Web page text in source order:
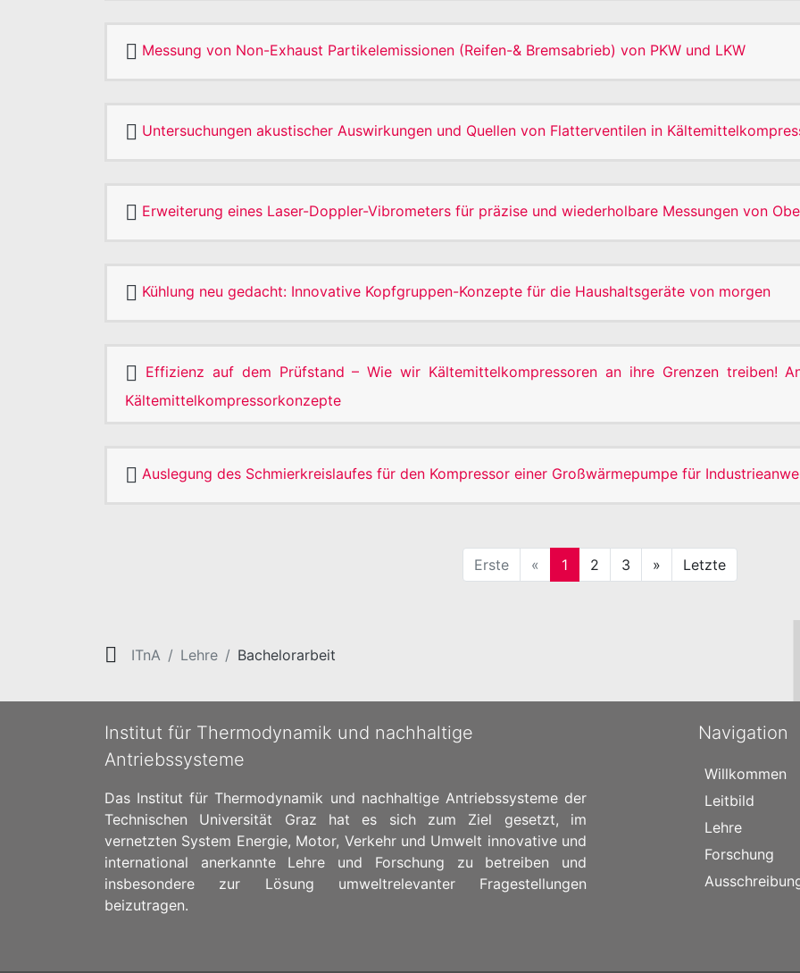
Messung von Non-Exhaust Partikelemissionen (Reifen-& Bremsabrieb) von PKW und LKW
Untersuchungen akustischer Auswirkungen und Quellen von Flatterventilen in
Erweiterung eines Laser-Doppler-Vibrometers für präzise und wiederholbare Messungen von
Kühlung neu gedacht: Innovative Kopfgruppen-Konzepte für die Haushaltsgeräte von morgen
Effizienz auf dem Prüfstand – Wie wir Kältemittelkompressoren an ihre Grenzen treiben!
Kältemittelkompressorkonzepte
Auslegung des Schmierkreislaufes für den Kompressor einer Großwärmepumpe für
Erste « 1 2 3 » Letzte
ITnA Lehre Bachelorarbeit
Institut für Thermodynamik und nachhaltige
Antriebssysteme
Das Institut für Thermodynamik und nachhaltige Antriebssysteme der
Technischen Universität Graz hat es sich zum Ziel gesetzt, im
vernetzten System Energie, Motor, Verkehr und Umwelt innovative und
international anerkannte Lehre und Forschung zu betreiben und
insbesondere zur Lösung umweltrelevanter Fragestellungen
beizutragen.
Navigation
Willkommen
Leitbild
Lehre
Forschung